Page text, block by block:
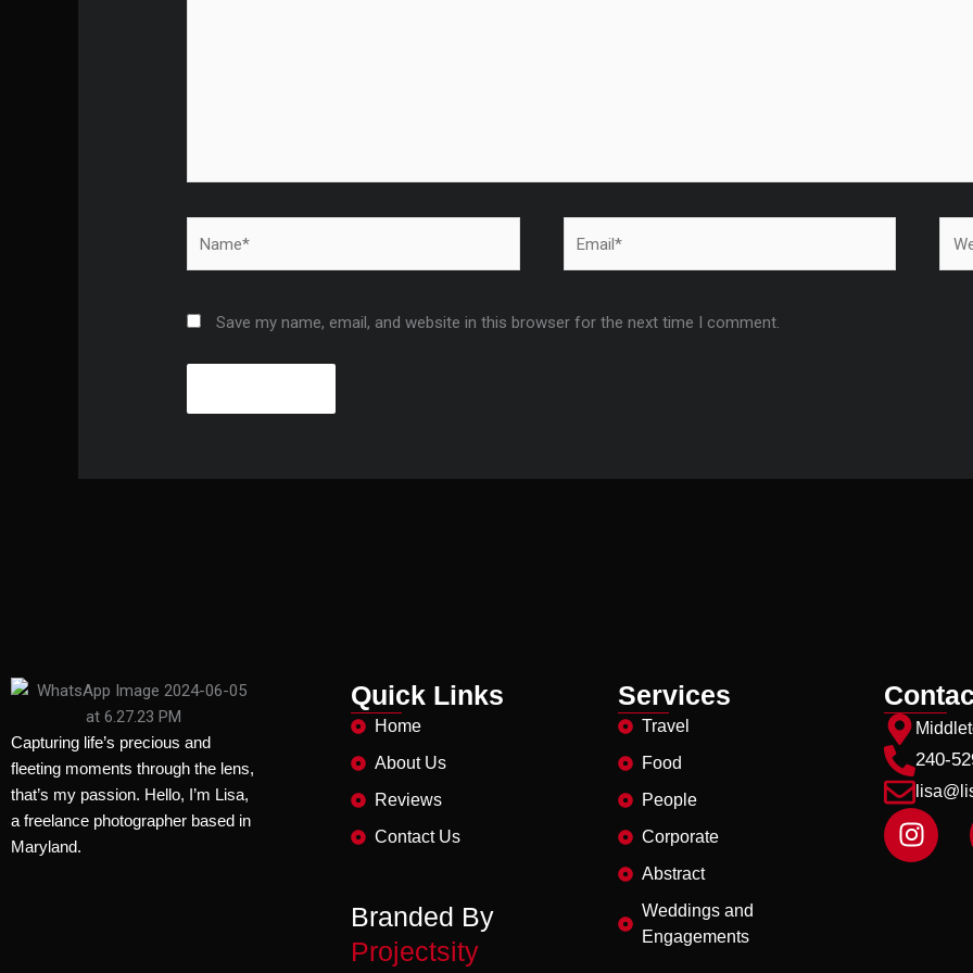
Save my name, email, and website in this browser for the next time I comment.
Capturing life’s precious and
fleeting moments through the lens,
that’s my passion. Hello, I’m Lisa,
a freelance photographer based in
Maryland.
Quick Links
Home
About Us
Reviews
Contact Us
Branded By
Projectsity
Services
Travel
Food
People
Corporate
Abstract
Weddings and
Engagements
240-
I
n